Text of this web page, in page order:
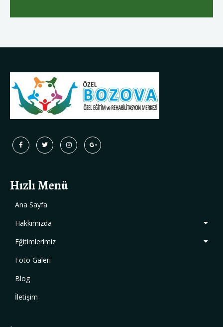
Hızlı Menü
Ana Sayfa
Hakkımızda
Eğitimlerimiz
Foto Galeri
Blog
İletişim